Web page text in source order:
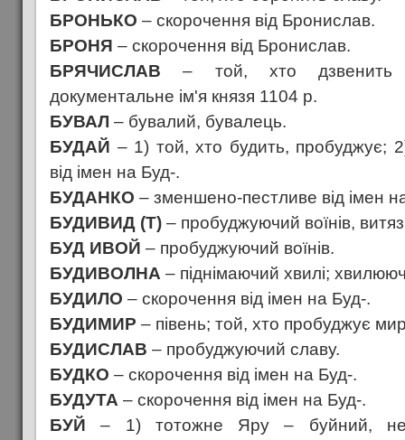
БРОНЬКО – скорочення від Бронислав.
БРОНЯ – скорочення від Бронислав.
БРЯЧИСЛАВ – той, хто дзвенить
документальне ім'я князя 1104 p.
БУВАЛ – бувалий, бувалець.
БУДАЙ – 1) той, хто будить, пробуджує;
від імен на Буд-.
БУДАНКО – зменшено-пестливе від імен
БУДИВИД (Т) – пробуджуючий воїнів,
БУД ИВОЙ – пробуджуючий воїнів.
БУДИВОЛНА – піднімаючий хвилі;
БУДИЛО – скорочення від імен на Буд-.
БУДИМИР – півень; той, хто пробуджує
БУДИСЛАВ – пробуджуючий славу.
БУДКО – скорочення від імен на Буд-.
БУДУТА – скорочення від імен на Буд-.
БУЙ – 1) тотожне Яру – буйний,